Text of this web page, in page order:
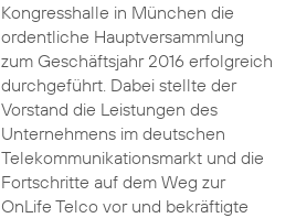
Kongresshalle in München die
ordentliche Hauptversammlung
zum Geschäftsjahr 2016 erfolgreich
durchgeführt. Dabei stellte der
Vorstand die Leistungen des
Unternehmens im deutschen
Telekommunikationsmarkt und die
Fortschritte auf dem Weg zur
OnLife Telco vor und bekräftigte